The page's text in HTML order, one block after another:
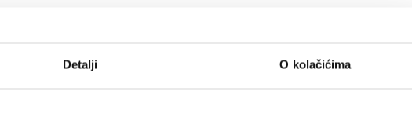
Detalji O kolačićima